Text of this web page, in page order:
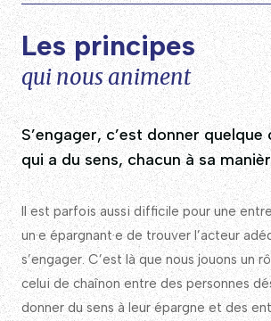
Les principes
qui nous animent
S’engager, c’est donner quelque
qui a du sens, chacun à sa
Il est parfois aussi difficile pour une
un·e épargnant·e de trouver l’acteur
s’engager. C’est là que nous jouons un
celui de chaînon entre des personnes
donner du sens à leur épargne et des